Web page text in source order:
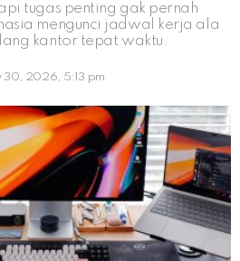
tugas penting gak pernah
mengunci jadwal kerja ala
kantor tepat waktu.
30, 2026, 5:13 pm